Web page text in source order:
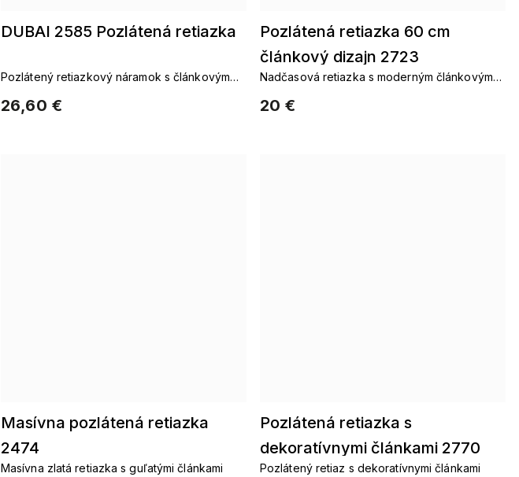
DUBAI 2585 Pozlátená retiazka
26,60 €
Pozlátený retiazkový náramok s článkovým
Pozlátená retiazka 60 cm
článkový dizajn 2723
20 €
Nadčasová retiazka s moderným článkovým
Masívna pozlátená retiazka
2474
Masívna zlatá retiazka s guľatými článkami
Pozlátená retiazka s
dekoratívnymi článkami 2770
Pozlátený retiaz s dekoratívnymi článkami